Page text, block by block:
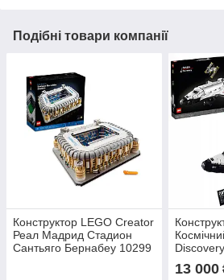
Подібні товари компанії
Конструктор LEGO Creator
Реал Мадрид Стадион
Сантьяго Бернабеу 10299
13 000